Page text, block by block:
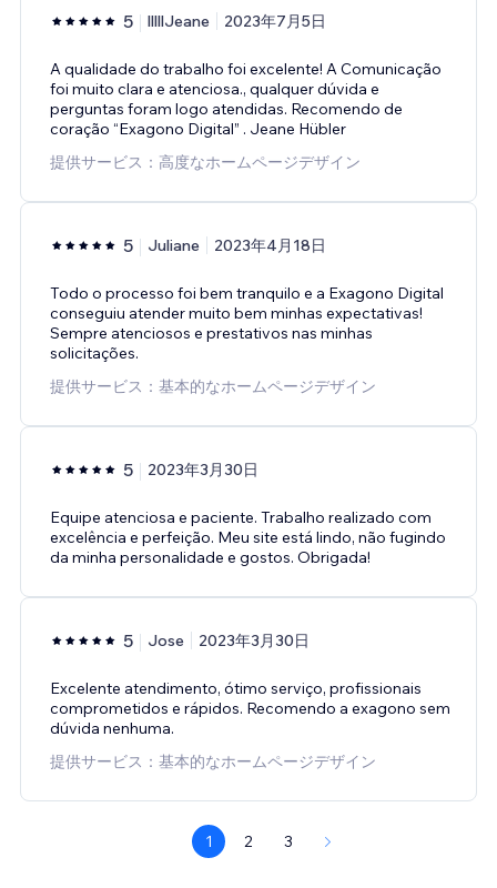
5 lllllJeane 2023年7月5日
A qualidade do trabalho foi excelente! A Comunicação
foi muito clara e atenciosa., qualquer dúvida e
perguntas foram logo atendidas. Recomendo de
coração “Exagono Digital” . Jeane Hübler
提供サービス：高度なホームページデザイン
5 Juliane 2023年4月18日
Todo o processo foi bem tranquilo e a Exagono Digital
conseguiu atender muito bem minhas expectativas!
Sempre atenciosos e prestativos nas minhas
solicitações.
提供サービス：基本的なホームページデザイン
5 2023年3月30日
Equipe atenciosa e paciente. Trabalho realizado com
excelência e perfeição. Meu site está lindo, não fugindo
da minha personalidade e gostos. Obrigada!
5 Jose 2023年3月30日
Excelente atendimento, ótimo serviço, profissionais
comprometidos e rápidos. Recomendo a exagono sem
dúvida nenhuma.
提供サービス：基本的なホームページデザイン
1 2 3